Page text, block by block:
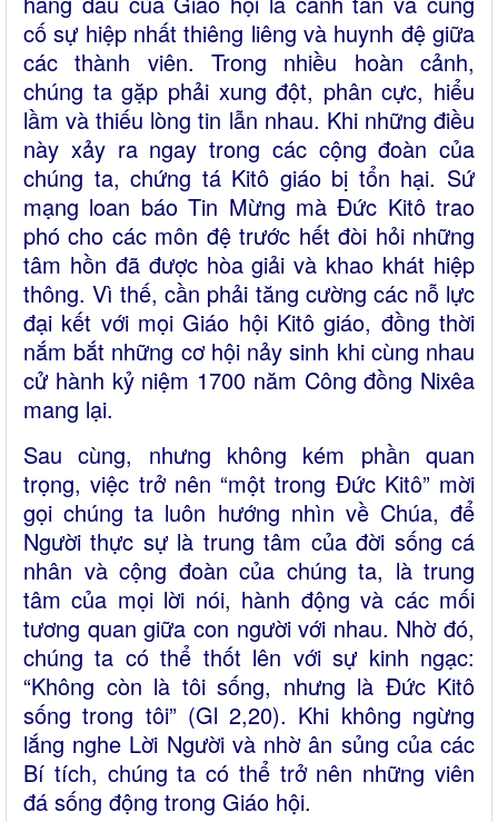
cố sự hiệp nhất thiêng liêng và huynh đệ giữa
các thành viên. Trong nhiều hoàn cảnh,
chúng ta gặp phải xung đột, phân cực, hiểu
lầm và thiếu lòng tin lẫn nhau. Khi những điều
này xảy ra ngay trong các cộng đoàn của
chúng ta, chứng tá Kitô giáo bị tổn hại. Sứ
mạng loan báo Tin Mừng mà Đức Kitô trao
phó cho các môn đệ trước hết đòi hỏi những
tâm hồn đã được hòa giải và khao khát hiệp
thông. Vì thế, cần phải tăng cường các nỗ lực
đại kết với mọi Giáo hội Kitô giáo, đồng thời
nắm bắt những cơ hội nảy sinh khi cùng nhau
cử hành kỷ niệm 1700 năm Công đồng Nixêa
mang lại.
Sau cùng, nhưng không kém phần quan
trọng, việc trở nên “một trong Đức Kitô” mời
gọi chúng ta luôn hướng nhìn về Chúa, để
Người thực sự là trung tâm của đời sống cá
nhân và cộng đoàn của chúng ta, là trung
tâm của mọi lời nói, hành động và các mối
tương quan giữa con người với nhau. Nhờ đó,
chúng ta có thể thốt lên với sự kinh ngạc:
“Không còn là tôi sống, nhưng là Đức Kitô
sống trong tôi” (Gl 2,20). Khi không ngừng
lắng nghe Lời Người và nhờ ân sủng của các
Bí tích, chúng ta có thể trở nên những viên
đá sống động trong Giáo hội.